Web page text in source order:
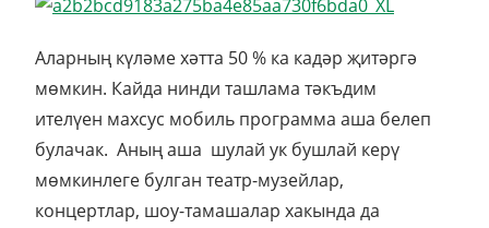
Аларның күләме хәтта 50 % ка кадәр җитәргә
мөмкин. Кайда нинди ташлама тәкъдим
ителүен махсус мобиль программа аша белеп
булачак. Аның аша шулай ук бушлай керү
мөмкинлеге булган театр-музейлар,
концертлар, шоу-тамашалар хакында да